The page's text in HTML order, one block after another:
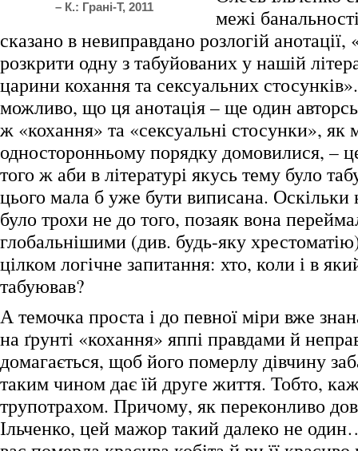
– К.: Грані-Т, 2011
межі
сказано в невиправдано розлогій
розкрити одну з табуйованих у нашій
царини кохання та сексуальних
можливо, що ця анотація – ще один
ж «кохання» та «сексуальні стосунки», як
односторонньому порядку домовилися, –
того ж аби в літературі якусь тему було
цього мала б уже бути виписана. Оскільки
було трохи не до того, позаяк вона
глобальнішими (див. будь-яку
цілком логічне запитання: хто, коли і в
табуював?
А темочка проста і до певної міри вже
на ґрунті «кохання» яппі правдами й
домагається, щоб його померлу дівчину
таким чином дає їй друге життя. Тобто,
трупотрахом. Причому, як переконливо
Ільченко, цей мажор такий далеко не